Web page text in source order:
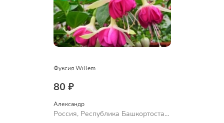
Фуксия Willem
80 ₽
Александр
Россия, Республика Башкортостан,